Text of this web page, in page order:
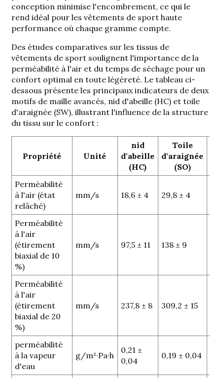
conception minimise l'encombrement, ce qui le
rend idéal pour les vêtements de sport haute
performance où chaque gramme compte.
Des études comparatives sur les tissus de
vêtements de sport soulignent l'importance de la
perméabilité à l'air et du temps de séchage pour un
confort optimal en toute légèreté. Le tableau ci-
dessous présente les principaux indicateurs de deux
motifs de maille avancés, nid d'abeille (HC) et toile
d'araignée (SW), illustrant l'influence de la structure
du tissu sur le confort :
Propriété Unité
nid
d'abeille
(HC)
Toile
d'araignée
(SO)
Perméabilité
à l'air (état
relâché)
mm/s 18,6 ± 4 29,8 ± 4
Perméabilité
à l'air
(étirement
biaxial de 10
%)
mm/s 97,5 ± 11 138 ± 9
Perméabilité
à l'air
(étirement
biaxial de 20
%)
mm/s 237,8 ± 8 309,2 ± 15
perméabilité
à la vapeur
d'eau
g/m²·Pa·h
0,21 ±
0,04
0,19 ± 0,04